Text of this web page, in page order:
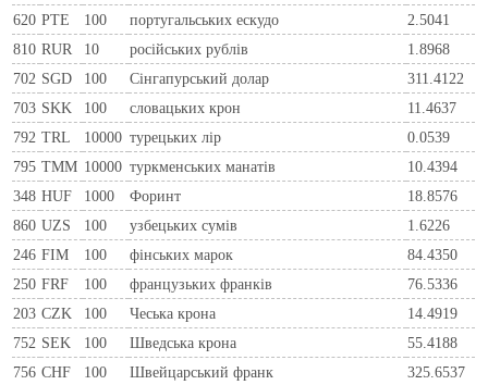
620 PTE 100 португальських ескудо
2.5041
810 RUR 10 росiйських рублiв
1.8968
702 SGD 100 Сінгапурський долар
311.4122
703 SKK 100 словацьких крон
11.4637
792 TRL 10000 турецьких лір
0.0539
795 TMM 10000 туркменських манатів
10.4394
348 HUF 1000 Форинт
18.8576
860 UZS 100 узбецьких сумів
1.6226
246 FIM 100 фiнських марок
84.4350
250 FRF 100 французьких франкiв
76.5336
203 CZK 100 Чеська крона
14.4919
752 SEK 100 Шведська крона
55.4188
756 CHF 100 Швейцарський франк 325.6537